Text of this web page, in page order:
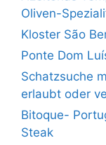
Oliven-
Kloster São
Ponte Dom
Schatzsuche
erlaubt oder
Bitoque-
Steak